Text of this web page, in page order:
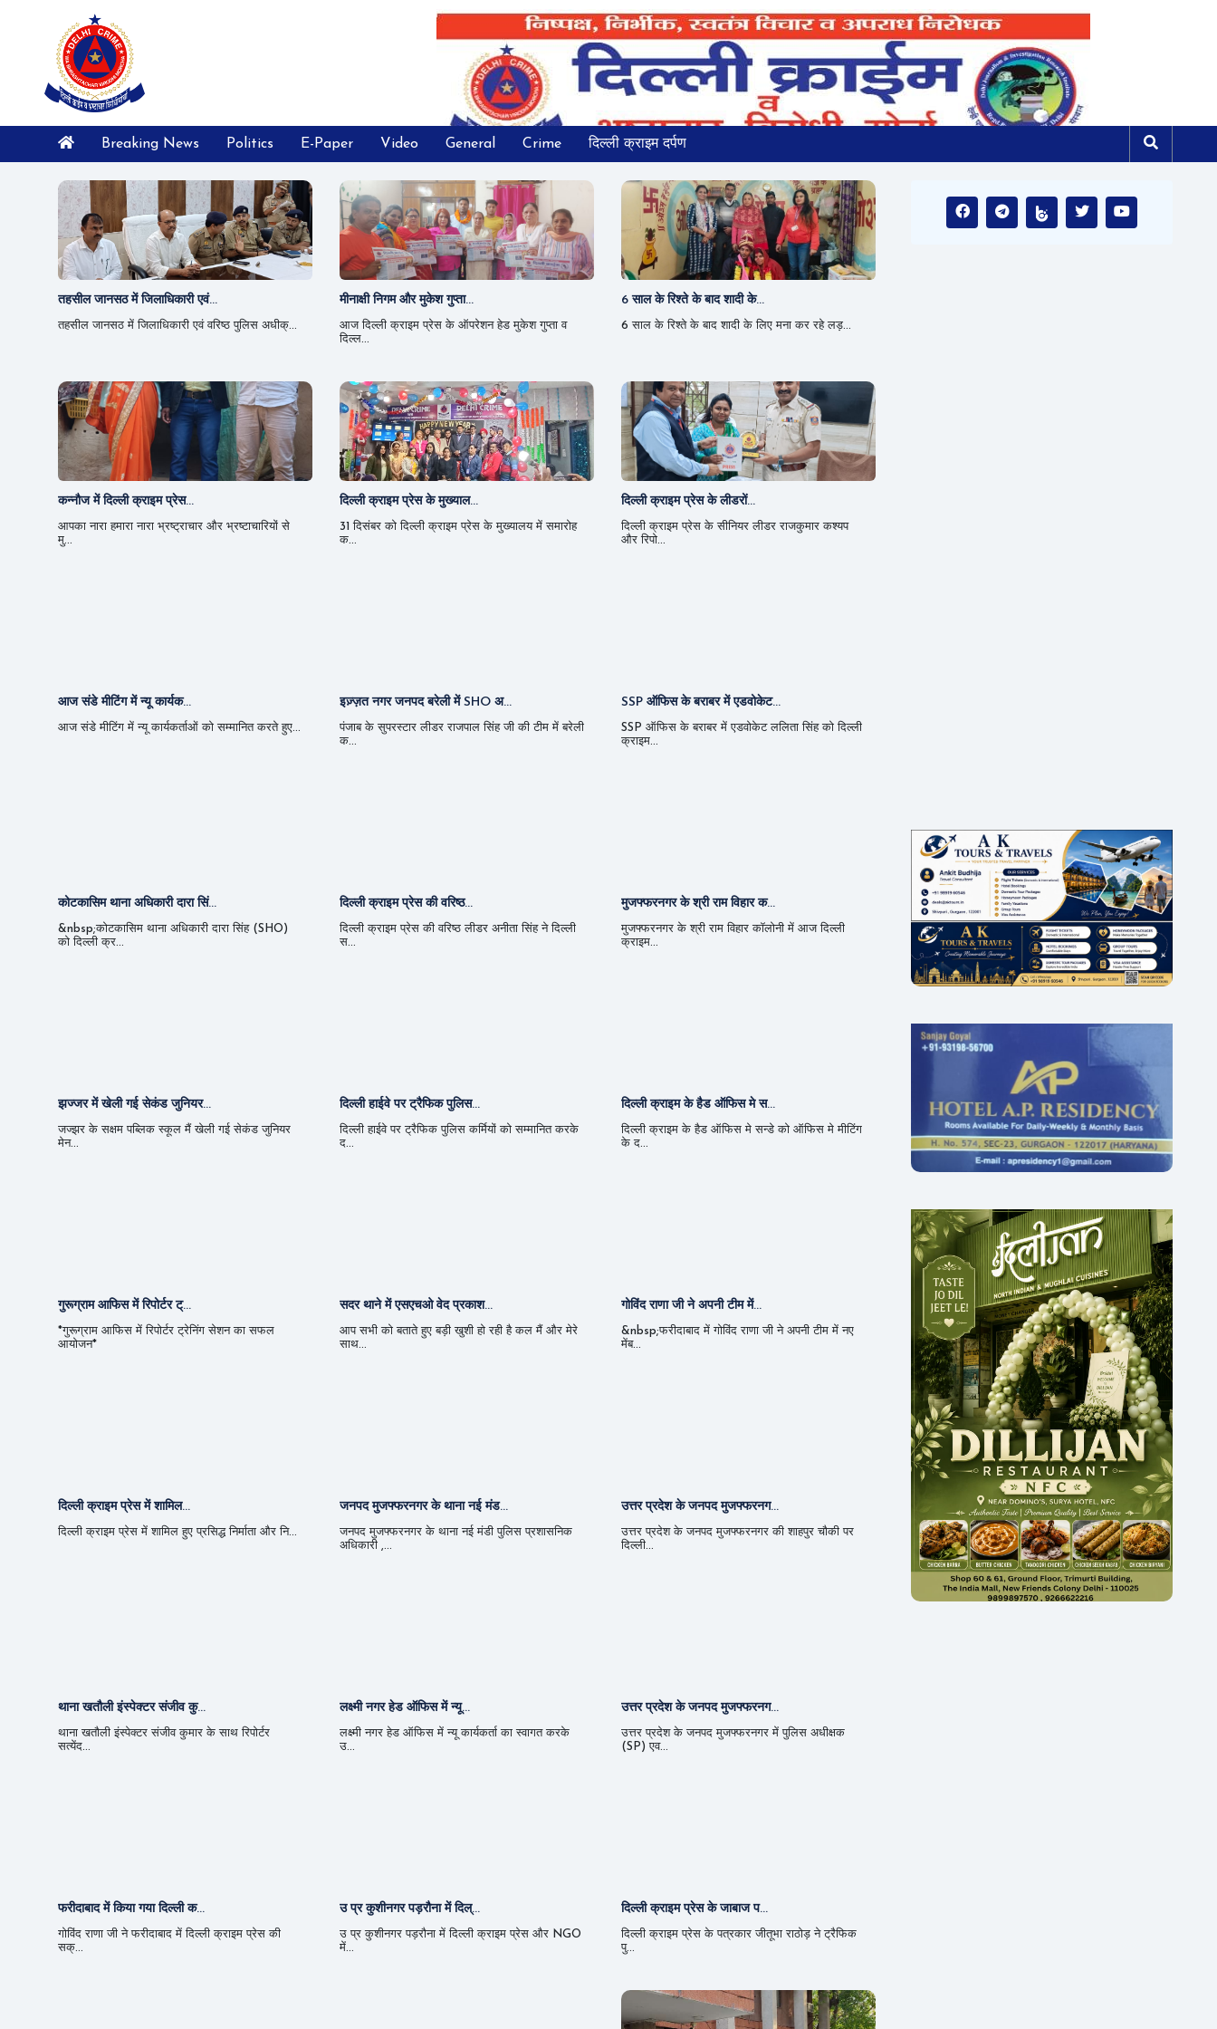
Breaking News Politics E-Paper Video General Crime दिल्ली क्राइम दर्पण
तहसील जानसठ में जिलाधिकारी एवं...
तहसील जानसठ में जिलाधिकारी एवं वरिष्ठ पुलिस अधीक्...
मीनाक्षी निगम और मुकेश गुप्ता...
आज दिल्ली क्राइम प्रेस के ऑपरेशन हेड मुकेश गुप्ता व
दिल्ल...
6 साल के रिश्ते के बाद शादी के...
6 साल के रिश्ते के बाद शादी के लिए मना कर रहे लड़...
कन्नौज में दिल्ली क्राइम प्रेस...
आपका नारा हमारा नारा भ्रष्ट्राचार और भ्रष्टाचारियों से
मु...
दिल्ली क्राइम प्रेस के मुख्याल...
31 दिसंबर को दिल्ली क्राइम प्रेस के मुख्यालय में समारोह
क...
दिल्ली क्राइम प्रेस के लीडरों...
दिल्ली क्राइम प्रेस के सीनियर लीडर राजकुमार कश्यप
और रिपो...
आज संडे मीटिंग में न्यू कार्यक...
आज संडे मीटिंग में न्यू कार्यकर्ताओं को सम्मानित करते हुए...
इज़्ज़त नगर जनपद बरेली में SHO अ...
पंजाब के सुपरस्टार लीडर राजपाल सिंह जी की टीम में बरेली
क...
SSP ऑफिस के बराबर में एडवोकेट...
SSP ऑफिस के बराबर में एडवोकेट ललिता सिंह को दिल्ली
क्राइम...
कोटकासिम थाना अधिकारी दारा सिं...
&nbsp;कोटकासिम थाना अधिकारी दारा सिंह (SHO)
को दिल्ली क्र...
दिल्ली क्राइम प्रेस की वरिष्ठ...
दिल्ली क्राइम प्रेस की वरिष्ठ लीडर अनीता सिंह ने दिल्ली
स...
मुजफ्फरनगर के श्री राम विहार क...
मुजफ्फरनगर के श्री राम विहार कॉलोनी में आज दिल्ली
क्राइम...
झज्जर में खेली गई सेकंड जुनियर...
जज्झर के सक्षम पब्लिक स्कूल मैं खेली गई सेकंड जुनियर
मेन...
दिल्ली हाईवे पर ट्रैफिक पुलिस...
दिल्ली हाईवे पर ट्रैफिक पुलिस कर्मियों को सम्मानित करके
द...
दिल्ली क्राइम के हैड ऑफिस मे स...
दिल्ली क्राइम के हैड ऑफिस मे सन्डे को ऑफिस मे मीटिंग
के द...
गुरूग्राम आफिस में रिपोर्टर ट्...
*गुरूग्राम आफिस में रिपोर्टर ट्रेनिंग सेशन का सफल
आयोजन*
सदर थाने में एसएचओ वेद प्रकाश...
आप सभी को बताते हुए बड़ी खुशी हो रही है कल मैं और मेरे
साथ...
गोविंद राणा जी ने अपनी टीम में...
&nbsp;फरीदाबाद में गोविंद राणा जी ने अपनी टीम में नए
मेंब...
दिल्ली क्राइम प्रेस में शामिल...
दिल्ली क्राइम प्रेस में शामिल हुए प्रसिद्ध निर्माता और नि...
जनपद मुजफ्फरनगर के थाना नई मंड...
जनपद मुजफ्फरनगर के थाना नई मंडी पुलिस प्रशासनिक
अधिकारी ,...
उत्तर प्रदेश के जनपद मुजफ्फरनग...
उत्तर प्रदेश के जनपद मुजफ्फरनगर की शाहपुर चौकी पर
दिल्ली...
थाना खतौली इंस्पेक्टर संजीव कु...
थाना खतौली इंस्पेक्टर संजीव कुमार के साथ रिपोर्टर
सत्येंद...
लक्ष्मी नगर हेड ऑफिस में न्यू...
लक्ष्मी नगर हेड ऑफिस में न्यू कार्यकर्ता का स्वागत करके
उ...
उत्तर प्रदेश के जनपद मुजफ्फरनग...
उत्तर प्रदेश के जनपद मुजफ्फरनगर में पुलिस अधीक्षक
(SP) एव...
फरीदाबाद में किया गया दिल्ली क...
गोविंद राणा जी ने फरीदाबाद में दिल्ली क्राइम प्रेस की
सक्...
उ प्र कुशीनगर पड़रौना में दिल्...
उ प्र कुशीनगर पड़रौना में दिल्ली क्राइम प्रेस और NGO
में...
दिल्ली क्राइम प्रेस के जाबाज प...
दिल्ली क्राइम प्रेस के पत्रकार जीतूभा राठोड़ ने ट्रैफिक
पु...